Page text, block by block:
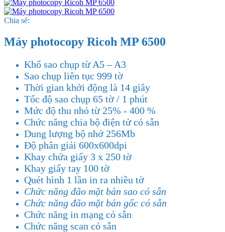
Chia sẻ:
Máy photocopy Ricoh MP 6500
Khổ sao chụp từ A5 – A3
Sao chụp liên tục 999 tờ
Thời gian khởi động là 14 giây
Tốc độ sao chụp 65 tờ / 1 phút
Mức độ thu nhỏ từ 25% - 400 %
Chức năng chia bộ điện tử có sẵn
Dung lượng bộ nhớ 256Mb
Độ phân giải 600x600dpi
Khay chứa giấy 3 x 250 tờ
Khay giấy tay 100 tờ
Quét hình 1 lần in ra nhiều tờ
Chức năng đão mặt bản sao có sẵn
Chức năng đão mặt bản gốc có sẵn
Chức năng in mạng có sẵn
Chức năng scan có sẵn